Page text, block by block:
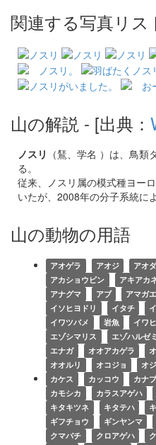
関連する写真リス
山の解説 - [出典：
ノスリ （鵟、学名 ）は、鳥
る。
従来、ノスリ属の模式種ヨー
いたが、2008年の分子系統に
山の動物の用語
アオゲラ アオジ アオ
アカショウビン
アキアカ
アナグマ
アブ アマガ
イソヒヨドリ
イタチ
イワツバメ
岩魚 イワ
エゾシマリス
エゾハルゼミ
エナガ
オオアカゲラ
オオルリ
オコジョ オ
カケス
カッコウ カナ
カモシカ
カラスアゲハ
キタキツネ
キタテハ
ギフチョウ
ギンヤンマ
クマバチ
クロアゲハ